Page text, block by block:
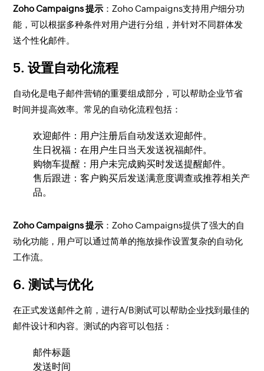
Zoho Campaigns 提示 ：Zoho Campaigns支持用户细分功
能，可以根据多种条件对用户进行分组，并针对不同群体发
送个性化邮件。
5. 设置自动化流程
自动化是电子邮件营销的重要组成部分，可以帮助企业节省
时间并提高效率。常见的自动化流程包括：
欢迎邮件：用户注册后自动发送欢迎邮件。
生日祝福：在用户生日当天发送祝福邮件。
购物车提醒：用户未完成购买时发送提醒邮件。
售后跟进：客户购买后发送满意度调查或推荐相关产
品。
Zoho Campaigns 提示 ：Zoho Campaigns提供了强大的自
动化功能，用户可以通过简单的拖放操作设置复杂的自动化
工作流。
6. 测试与优化
在正式发送邮件之前，进行A/B测试可以帮助企业找到最佳的
邮件设计和内容。测试的内容可以包括：
邮件标题
发送时间